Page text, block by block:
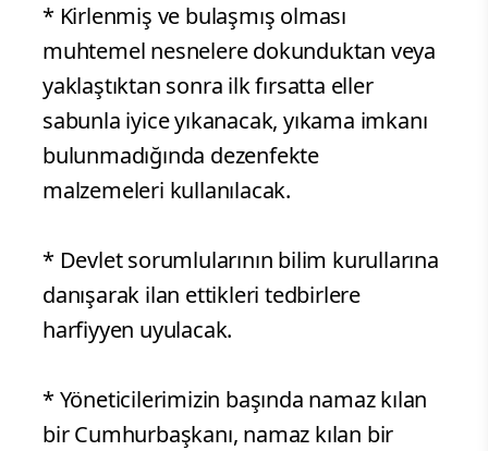
* Kirlenmiş ve bulaşmış olması
muhtemel nesnelere dokunduktan veya
yaklaştıktan sonra ilk fırsatta eller
sabunla iyice yıkanacak, yıkama imkanı
bulunmadığında dezenfekte
malzemeleri kullanılacak.
* Devlet sorumlularının bilim kurullarına
danışarak ilan ettikleri tedbirlere
harfiyyen uyulacak.
* Yöneticilerimizin başında namaz kılan
bir Cumhurbaşkanı, namaz kılan bir